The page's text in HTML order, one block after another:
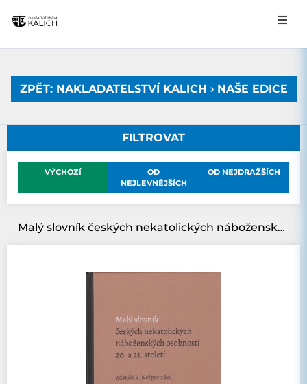
ZPĚT: NAKLADATELSTVÍ KALICH › NAŠE EDICE
FILTROVAT
VÝCHOZÍ
OD
NEJLEVNĚJŠÍCH
OD NEJDRAŽŠÍCH
Malý slovník českých nekatolických náboženských osobností 20. a 21. století